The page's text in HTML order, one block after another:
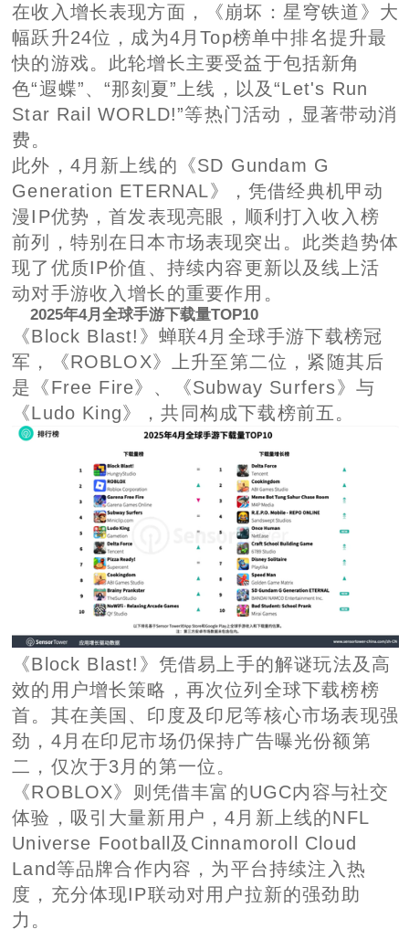
在收入增长表现方面，《崩坏：星穹铁道》大
幅跃升24位，成为4月Top榜单中排名提升最
快的游戏。此轮增长主要受益于包括新角
色“遐蝶”、“那刻夏”上线，以及“Let's Run
Star Rail WORLD!”等热门活动，显著带动消
费。
此外，4月新上线的《SD Gundam G
Generation ETERNAL》，凭借经典机甲动
漫IP优势，首发表现亮眼，顺利打入收入榜
前列，特别在日本市场表现突出。此类趋势体
现了优质IP价值、持续内容更新以及线上活
动对手游收入增长的重要作用。
2025年4月全球手游下载量TOP10
《Block Blast!》蝉联4月全球手游下载榜冠
军，《ROBLOX》上升至第二位，紧随其后
是《Free Fire》、《Subway Surfers》与
《Ludo King》，共同构成下载榜前五。
《Block Blast!》凭借易上手的解谜玩法及高
效的用户增长策略，再次位列全球下载榜榜
首。其在美国、印度及印尼等核心市场表现强
劲，4月在印尼市场仍保持广告曝光份额第
二，仅次于3月的第一位。
《ROBLOX》则凭借丰富的UGC内容与社交
体验，吸引大量新用户，4月新上线的NFL
Universe Football及Cinnamoroll Cloud
Land等品牌合作内容，为平台持续注入热
度，充分体现IP联动对用户拉新的强劲助
力。